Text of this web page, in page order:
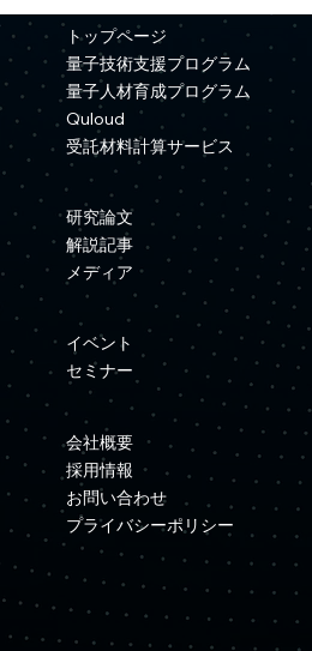
資本業務提携を締結
トップページ
量子技術支援プログラム
量子人材育成プログラム
Quloud
受託材料計算サービス
研究論文
解説記事
メディア
イベント
セミナー
会社概要
採用情報
お問い合わせ
プライバシーポリシー